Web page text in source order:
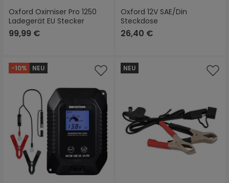
Oxford Oximiser Pro 1250
Ladegerät EU Stecker
99,99 €
Oxford 12V SAE/Din
Steckdose
26,40 €
-10% NEU NEU